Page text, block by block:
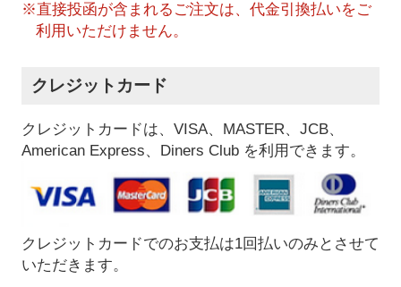
※直接投函が含まれるご注文は、代金引換払いをご
利用いただけません。
クレジットカード
クレジットカードは、VISA、MASTER、JCB、
American Express、Diners Club を利用できます。
クレジットカードでのお支払は1回払いのみとさせて
いただきます。